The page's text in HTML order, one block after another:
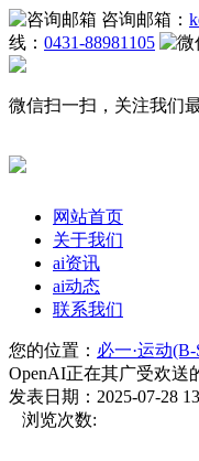
咨询邮箱：
线： 0431-88981105
微信扫一扫，关注我们
网站首页
关于我们
ai资讯
ai动态
联系我们
您的位置： 必一·运动(B-
OpenAI正在其广受欢送
发表日期：2025-07-28
浏览次数: